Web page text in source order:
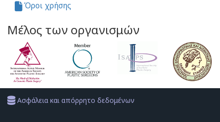
Όροι χρήσης
Μέλος των οργανισμών
Ασφάλεια και απόρρητο δεδομένων